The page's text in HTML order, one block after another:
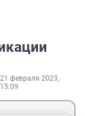
21 февраля 2023,
15:09